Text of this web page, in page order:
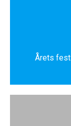
Årets